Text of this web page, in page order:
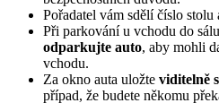
Pořadatel vám sdělí číslo stolu
Při parkování u vchodu do sálu
odparkujte auto, aby mohli
vchodu.
Za okno auta uložte viditelně
případ, že budete někomu